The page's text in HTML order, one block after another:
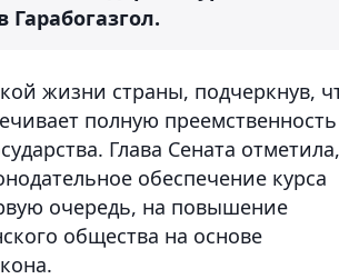
Гарабогазгол.
жизни страны, подчеркнув,
полную преемственность
Глава Сената отметила,
обеспечение курса
очередь, на повышение
общества на основе